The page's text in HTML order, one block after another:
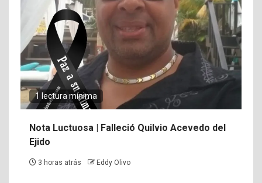
1 lectura mínima
Nota Luctuosa | Falleció Quilvio Acevedo del
Ejido
3 horas atrás Eddy Olivo